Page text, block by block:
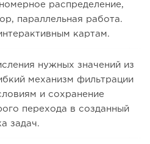
распределение,
параллельная работа.
картам.
нужных значений из
механизм фильтрации
и сохранение
перехода в созданный
задач.